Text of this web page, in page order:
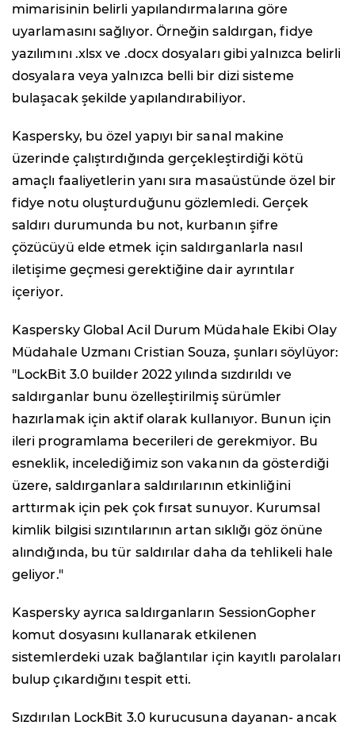
mimarisinin belirli yapılandırmalarına göre
uyarlamasını sağlıyor. Örneğin saldırgan, fidye
yazılımını .xlsx ve .docx dosyaları gibi yalnızca belirli
dosyalara veya yalnızca belli bir dizi sisteme
bulaşacak şekilde yapılandırabiliyor.
Kaspersky, bu özel yapıyı bir sanal makine
üzerinde çalıştırdığında gerçekleştirdiği kötü
amaçlı faaliyetlerin yanı sıra masaüstünde özel bir
fidye notu oluşturduğunu gözlemledi. Gerçek
saldırı durumunda bu not, kurbanın şifre
çözücüyü elde etmek için saldırganlarla nasıl
iletişime geçmesi gerektiğine dair ayrıntılar
içeriyor.
Kaspersky Global Acil Durum Müdahale Ekibi Olay
Müdahale Uzmanı Cristian Souza, şunları söylüyor:
"LockBit 3.0 builder 2022 yılında sızdırıldı ve
saldırganlar bunu özelleştirilmiş sürümler
hazırlamak için aktif olarak kullanıyor. Bunun için
ileri programlama becerileri de gerekmiyor. Bu
esneklik, incelediğimiz son vakanın da gösterdiği
üzere, saldırganlara saldırılarının etkinliğini
arttırmak için pek çok fırsat sunuyor. Kurumsal
kimlik bilgisi sızıntılarının artan sıklığı göz önüne
alındığında, bu tür saldırılar daha da tehlikeli hale
geliyor."
Kaspersky ayrıca saldırganların SessionGopher
komut dosyasını kullanarak etkilenen
sistemlerdeki uzak bağlantılar için kayıtlı parolaları
bulup çıkardığını tespit etti.
Sızdırılan LockBit 3.0 kurucusuna dayanan- ancak